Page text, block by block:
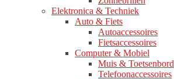
Elektronica & Techniek
Auto & Fiets
Autoaccessoires
Fietsaccessoires
Computer & Mobiel
Muis & Toetsenbord
Telefoonaccessoires